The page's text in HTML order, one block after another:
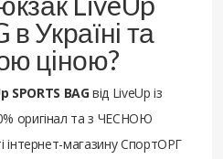
в Україні та
ціною?
SPORTS BAGвід LiveUp із
оригінал та з ЧЕСНОЮ
інтернет-магазину СпортОРГ